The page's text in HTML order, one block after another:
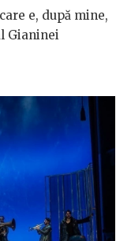
e, după mine,
Gianinei